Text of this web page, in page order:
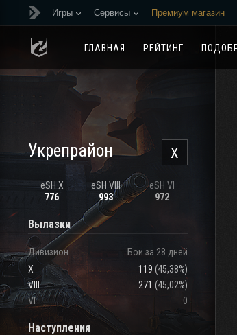
Игры Сервисы Премиум магазин
ГЛАВНАЯ РЕЙТИНГ
X
Укрепрайон
eSH X
776
eSH VIII
993
eSH VI
972
Вылазки
Дивизион
Бои за 28 дней
X
119 (45,38%)
VIII
271 (45,02%)
VI
0
Наступления